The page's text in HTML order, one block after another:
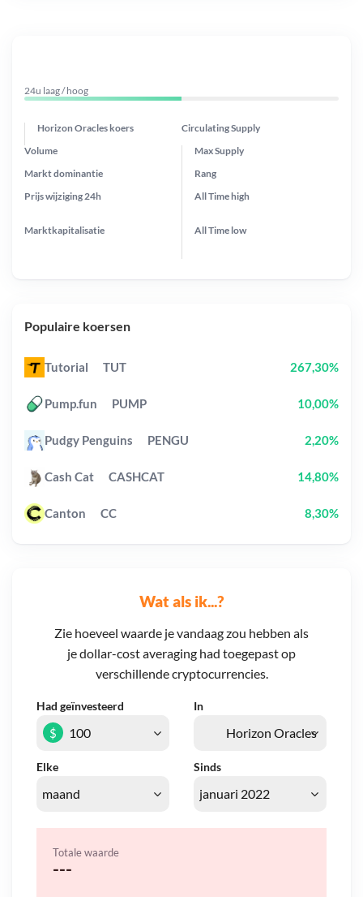
Wat als ik...?
Zie hoeveel waarde je vandaag zou hebben als
je dollar-cost averaging had toegepast op
verschillende cryptocurrencies.
Had geïnvesteerd In
Elke Sinds
$
Totale waarde
---
24u laag / hoog
Horizon Oracles koers Circulating Supply
Prijs wijziging 24h
Max Supply
Markt dominantie
Marktkapitalisatie
Volume
Rang
All Timehigh
All Time low
Populaire koersen
Tutorial TUT 267,30%
Pump.fun PUMP 10,00%
Pudgy Penguins PENGU 2,20%
Cash Cat CASHCAT 14,80%
Canton CC 8,30%